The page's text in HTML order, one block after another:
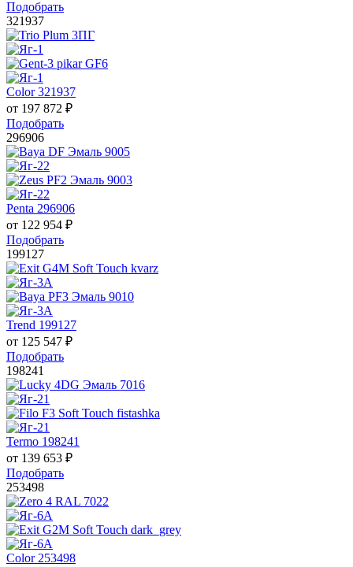
Подобрать
321937
Color 321937
от 197 872 ₽
Подобрать
296906
Penta 296906
от 122 954 ₽
Подобрать
199127
Trend 199127
от 125 547 ₽
Подобрать
198241
Termo 198241
от 139 653 ₽
Подобрать
253498
Color 253498